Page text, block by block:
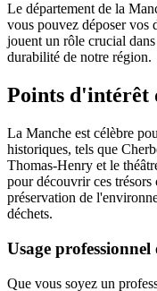
Le département de la
vous pouvez déposer vos
jouent un rôle crucial
durabilité de notre région.
Points d'intérêt
La Manche est célèbre
historiques, tels que
Thomas-Henry et le
pour découvrir ces
préservation de
déchets.
Usage
Que vous soyez un